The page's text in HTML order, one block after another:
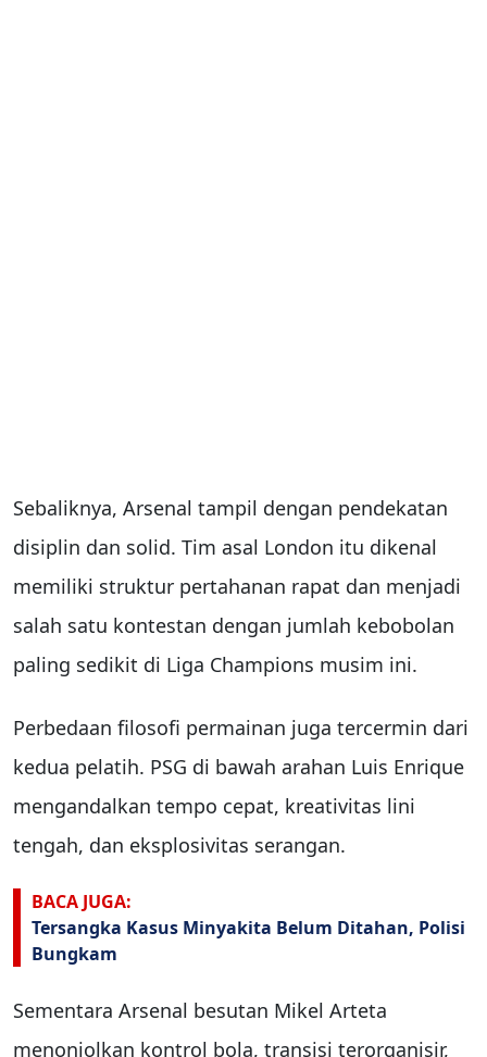
Sebaliknya, Arsenal tampil dengan pendekatan
disiplin dan solid. Tim asal London itu dikenal
memiliki struktur pertahanan rapat dan menjadi
salah satu kontestan dengan jumlah kebobolan
paling sedikit di Liga Champions musim ini.
Perbedaan filosofi permainan juga tercermin dari
kedua pelatih. PSG di bawah arahan Luis Enrique
mengandalkan tempo cepat, kreativitas lini
tengah, dan eksplosivitas serangan.
BACA JUGA:
Tersangka Kasus Minyakita Belum Ditahan, Polisi
Bungkam
Sementara Arsenal besutan Mikel Arteta
menonjolkan kontrol bola, transisi terorganisir,